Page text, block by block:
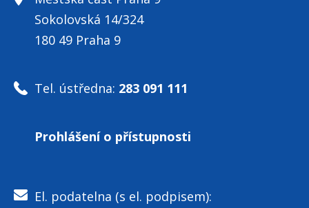
Sokolovská 14/324
180 49 Praha 9
Tel. ústředna: 283 091 111
Prohlášení o přístupnosti
El. podatelna (s el. podpisem):